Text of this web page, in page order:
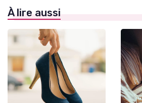
À lire aussi